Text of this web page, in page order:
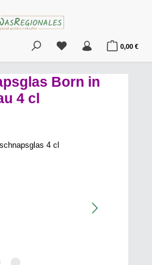
Du hast 0 Produkte
0,00 €
Born in
4 cl